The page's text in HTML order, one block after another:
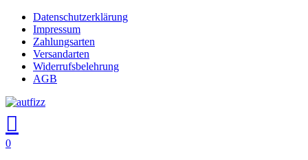
Skip
main
content
Datenschutzerklärung
Impressum
Zahlungsarten
Versandarten
Widerrufsbelehrung
AGB
search
account
0